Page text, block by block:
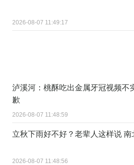
2026-08-07 11:49:17
泸溪河：桃酥吃出金属牙冠视频不
歉
2026-08-07 11:48:59
立秋下雨好不好？老辈人这样说 南
2026-08-07 11:48:56